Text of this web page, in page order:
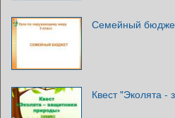
Семейный
Квест "Эколята -